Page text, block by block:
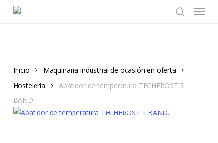
Menu
Inicio
Maquinaria industrial de ocasión en oferta
Hostelería
Abatidor de temperatura TECHFROST 5
BAND.